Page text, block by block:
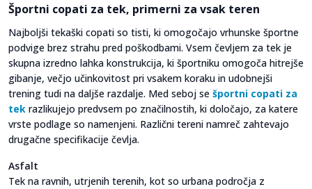
Športni copati za tek, primerni za vsak teren
Najboljši tekaški copati so tisti, ki omogočajo vrhunske športne
podvige brez strahu pred poškodbami. Vsem čevljem za tek je
skupna izredno lahka konstrukcija, ki športniku omogoča hitrejše
gibanje, večjo učinkovitost pri vsakem koraku in udobnejši
trening tudi na daljše razdalje. Med seboj se športni copati za
tek razlikujejo predvsem po značilnostih, ki določajo, za katere
vrste podlage so namenjeni. Različni tereni namreč zahtevajo
drugačne specifikacije čevlja.
Asfalt
Tek na ravnih, utrjenih terenih, kot so urbana področja z